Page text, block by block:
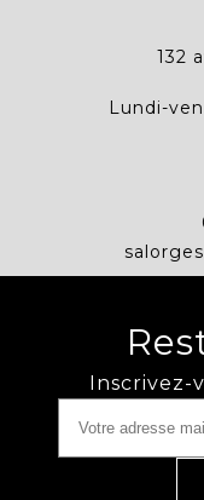
132
Lundi-
Inscrivez-